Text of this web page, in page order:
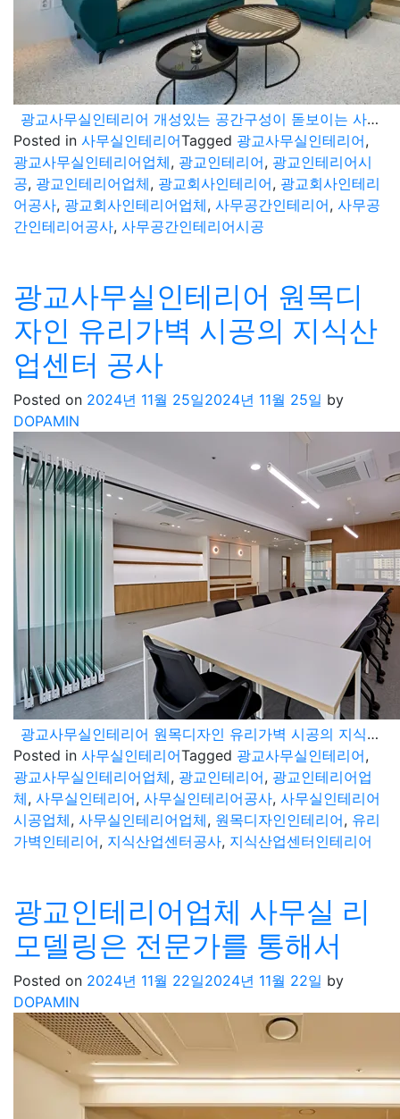
광교사무실인테리어 개성있는 공간구성이 돋보이는 사무공간 시공기
Posted in 사무실인테리어Tagged 광교사무실인테리어,
광교사무실인테리어업체, 광교인테리어, 광교인테리어시
공, 광교인테리어업체, 광교회사인테리어, 광교회사인테리
어공사, 광교회사인테리어업체, 사무공간인테리어, 사무공
간인테리어공사, 사무공간인테리어시공
광교사무실인테리어 원목디
자인 유리가벽 시공의 지식산
업센터 공사
Posted on 2024년 11월 25일2024년 11월 25일 by
DOPAMIN
광교사무실인테리어 원목디자인 유리가벽 시공의 지식산업센터 공사
Posted in 사무실인테리어Tagged 광교사무실인테리어,
광교사무실인테리어업체, 광교인테리어, 광교인테리어업
체, 사무실인테리어, 사무실인테리어공사, 사무실인테리어
시공업체, 사무실인테리어업체, 원목디자인인테리어, 유리
가벽인테리어, 지식산업센터공사, 지식산업센터인테리어
광교인테리어업체 사무실 리
모델링은 전문가를 통해서
Posted on 2024년 11월 22일2024년 11월 22일 by
DOPAMIN